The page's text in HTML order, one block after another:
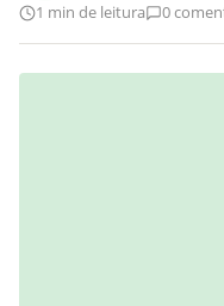
1 min de leitura
0